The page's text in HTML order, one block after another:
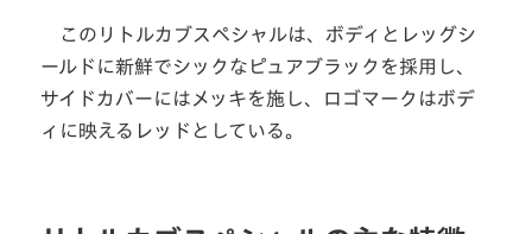
このリトルカブスペシャルは、ボディとレッグシ
ールドに新鮮でシックなピュアブラックを採用し、
サイドカバーにはメッキを施し、ロゴマークはボデ
ィに映えるレッドとしている。